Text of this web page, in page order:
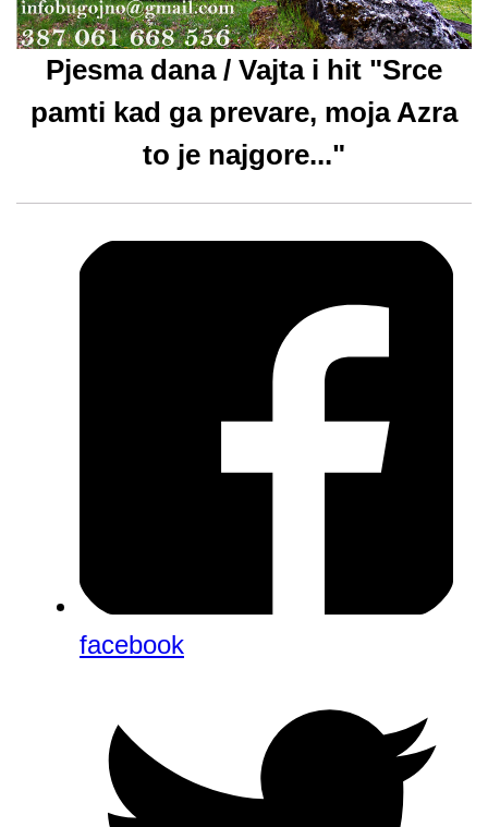
Pjesma dana / Vajta i hit "Srce
pamti kad ga prevare, moja Azra
to je najgore..."
facebook